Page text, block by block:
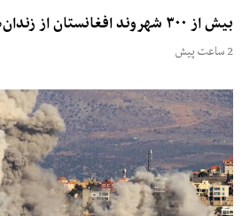
بیش از ۳۰۰ شهروند افغانستان از زندان‌های پاکستان رها شدند
2 ساعت پیش